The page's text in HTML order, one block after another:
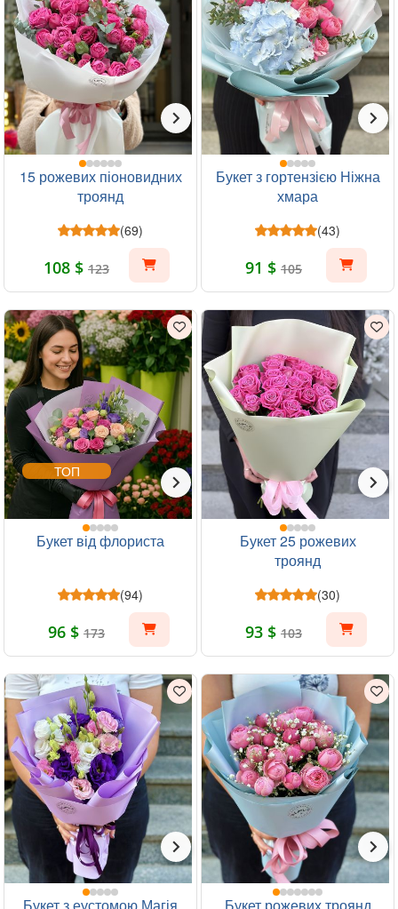
15 рожевих піоновидних
троянд
(69)
108 $ 123
Букет з гортензією Ніжна
хмара
(43)
91 $ 105
ТОП
Букет від флориста
(94)
96 $ 173
Букет 25 рожевих
троянд
(30)
93 $ 103
Букет з еустомою Магія
Букет рожевих троянд